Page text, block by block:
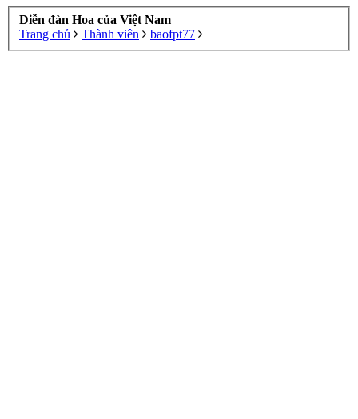
Diễn đàn Hoa của Việt Nam
Trang chủ
Thành viên baofpt77